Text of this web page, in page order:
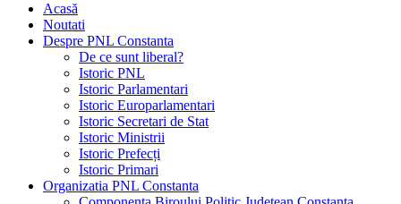
Acasă
Noutati
Despre PNL Constanta
De ce sunt liberal?
Istoric PNL
Istoric Parlamentari
Istoric Europarlamentari
Istoric Secretari de Stat
Istoric Ministrii
Istoric Prefecți
Istoric Primari
Organizatia PNL Constanta